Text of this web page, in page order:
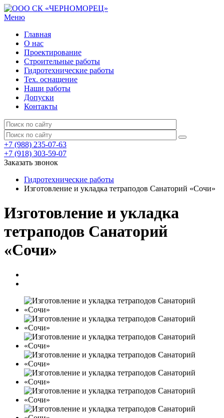
Меню
Главная
О нас
Проектирование
Строительные работы
Гидротехнические работы
Тех. оснащение
Наши работы
Допуски
Контакты
+7 (988) 235-07-63
+7 (918) 303-59-07
Заказать звонок
Гидротехнические работы
Изготовление и укладка тетраподов Санаторий «Сочи»
Изготовление и укладка
тетраподов Санаторий
«Сочи»